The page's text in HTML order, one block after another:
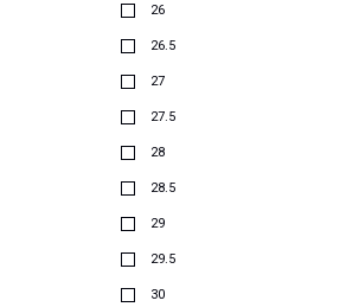
26
26.5
27
27.5
28
28.5
29
29.5
30